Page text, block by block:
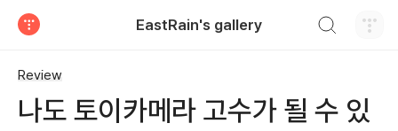
EastRain's gallery
Review
나도 토이카메라 고수가 될 수 있